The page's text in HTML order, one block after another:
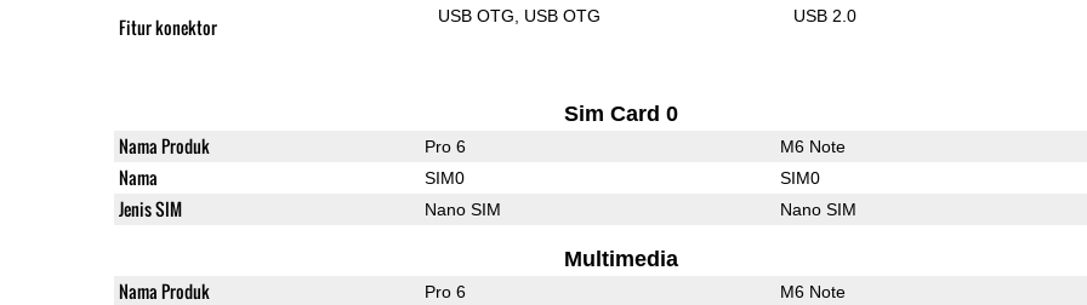
Fitur konektor USB OTG USB OTG USB 2.0
Sim Card 0
Nama Produk Pro 6 M6 Note
Nama SIM0 SIM0
Jenis SIM Nano SIM Nano SIM
Multimedia
Nama Produk Pro 6 M6 Note